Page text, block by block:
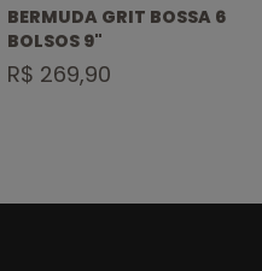
BERMUDA GRIT BOSSA 6
BOLSOS 9"
R$ 269,90